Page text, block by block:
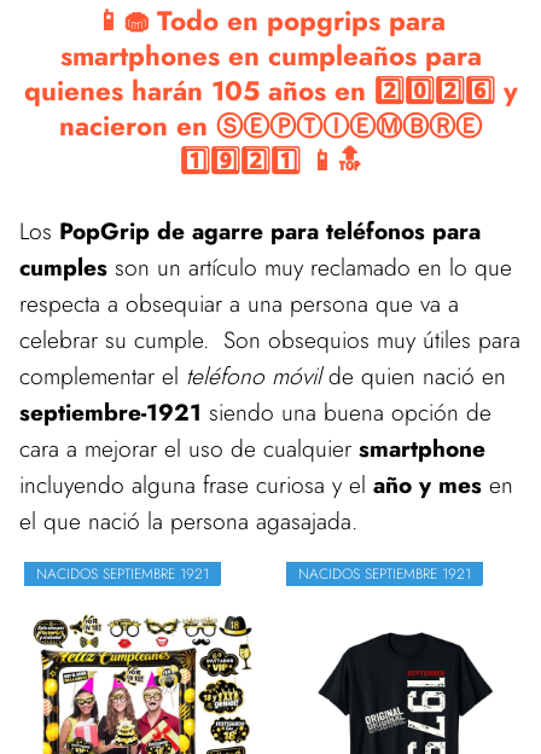
📱🧁 Todo en popgrips para
smartphones en cumpleaños para
quienes harán 105 años en 2️⃣0️⃣2️⃣6️⃣ y
nacieron en ⓈⒺⓅⓉⒾⒺⓂⒷⓇⒺ
1️⃣9️⃣2️⃣1️⃣ 📱🔝
Los PopGrip de agarre para teléfonos para
cumples son un artículo muy reclamado en lo que
respecta a obsequiar a una persona que va a
celebrar su cumple. Son obsequios muy útiles para
complementar el teléfono móvilde quien nació en
septiembre-1921 siendo una buena opción de
cara a mejorar el uso de cualquier smartphone
incluyendo alguna frase curiosa y el año y mes en
el que nació la persona agasajada.
NACIDOS SEPTIEMBRE 1921 NACIDOS SEPTIEMBRE 1921